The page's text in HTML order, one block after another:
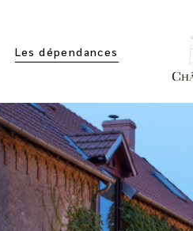
Les dépendances
Les Espaces
Les Appartements
Les Chambres